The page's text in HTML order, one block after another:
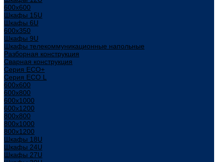
600x600
Шкафы 15U
Шкафы 6U
600x350
Шкафы 9U
Шкафы телекоммуникационные напольные
Разборная конструкция
Сварная конструкция
Серия ECO+
Серия ECO L
600x600
600x800
600х1000
600х1200
800x800
800х1000
800х1200
Шкафы 18U
Шкафы 24U
Шкафы 27U